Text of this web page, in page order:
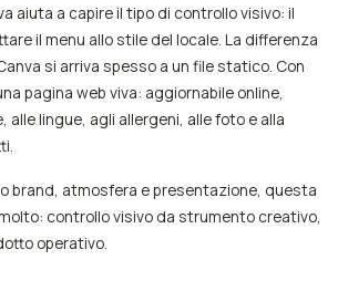
aiuta a capire il tipo di controllo visivo: il
il menu allo stile del locale. La differenza
si arriva spesso a un file statico. Con
pagina web viva: aggiornabile online,
alle lingue, agli allergeni, alle foto e alla
brand, atmosfera e presentazione, questa
controllo visivo da strumento creativo,
operativo.